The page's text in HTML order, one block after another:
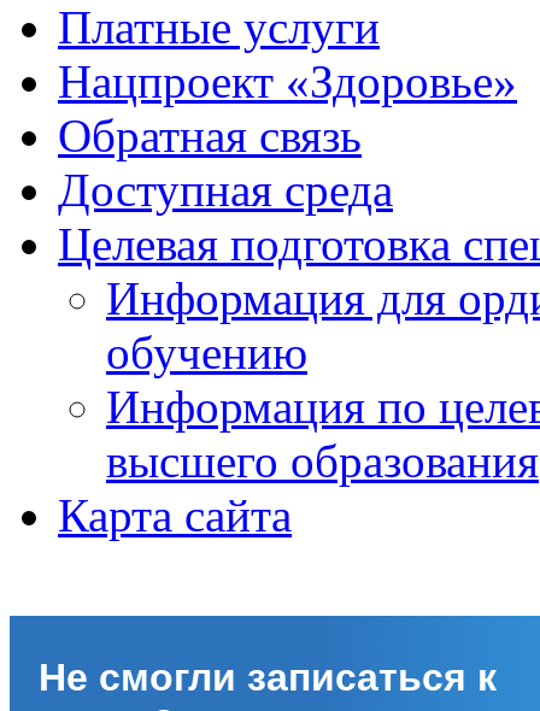
Платные услуги
Нацпроект «Здоровье»
Обратная связь
Доступная среда
Целевая подготовка
Информация для
обучению
Информация по
высшего образования
Карта сайта
Не смогли записаться к